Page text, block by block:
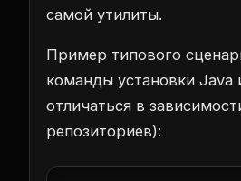
самой утилиты.
Пример типового
команды установки Java
отличаться в
репозиториев):